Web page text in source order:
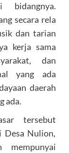
secara rela
dan tarian
kerja sama
dan
yang ada
daerah
ada.
tersebut
Desa Nulion,